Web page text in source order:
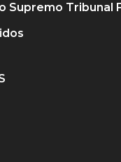
Supremo Tribunal